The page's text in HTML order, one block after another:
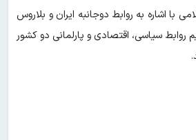
اشاره به روابط دوجانبه ایران و بلاروس
روابط سیاسی، اقتصادی و پارلمانی دو کشور